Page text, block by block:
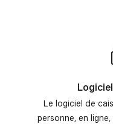
Le logiciel de
personne, en